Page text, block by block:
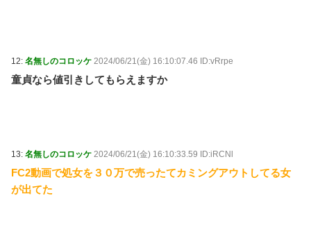
12: 名無しのコロッケ 2024/06/21(金) 16:10:07.46 ID:vRrpe
童貞なら値引きしてもらえますか
13: 名無しのコロッケ 2024/06/21(金) 16:10:33.59 ID:iRCNl
FC2動画で処女を３０万で売ったてカミングアウトしてる女
が出てた